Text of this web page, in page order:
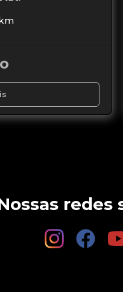
redes